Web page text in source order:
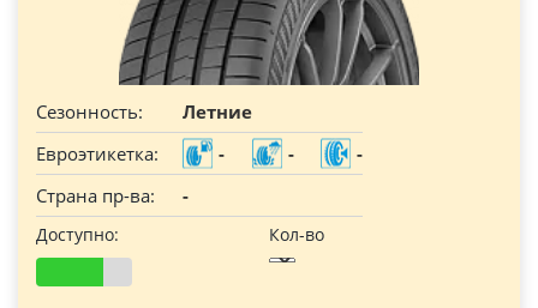
Сезонность:
Летние
Евроэтикетка:
- -
-
Страна пр-ва:
-
Доступно: Кол-во